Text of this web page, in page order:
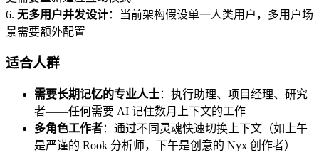
6. 无多用户并发设计：当前架构假设单一人类用户，多用户场
景需要额外配置
适合人群
需要长期记忆的专业人士：执行助理、项目经理、研究
者——任何需要 AI 记住数月上下文的工作
多角色工作者：通过不同灵魂快速切换上下文（如上午
是严谨的 Rook 分析师，下午是创意的 Nyx 创作者）